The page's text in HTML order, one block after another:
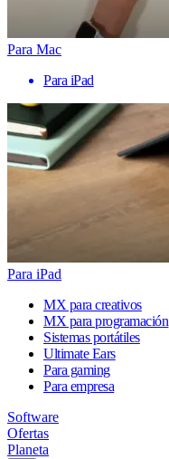
Para Mac
Para iPad
Para iPad
MX para creativos
MX para programación
Sistemas portátiles
Ultimate Ears
Para gaming
Para empresa
Software
Ofertas
Planeta